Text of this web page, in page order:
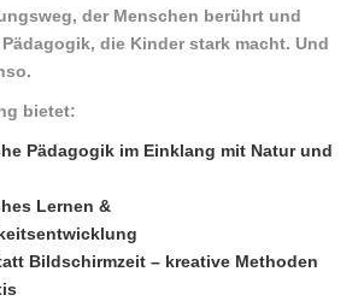
der Menschen berührt und
die Kinder stark macht. Und
bietet:
Pädagogik im Einklang mit Natur und
Lernen &
Bildschirmzeit – kreative Methoden